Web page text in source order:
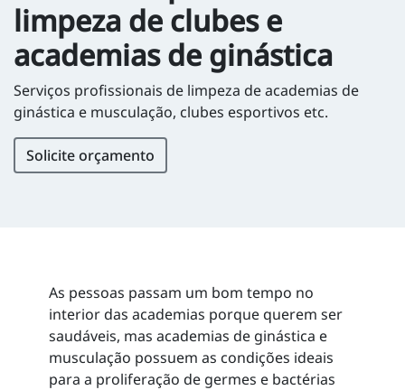
limpeza de clubes e
academias de ginástica
Serviços profissionais de limpeza de academias de
ginástica e musculação, clubes esportivos etc.
Solicite orçamento
As pessoas passam um bom tempo no
interior das academias porque querem ser
saudáveis, mas academias de ginástica e
musculação possuem as condições ideais
para a proliferação de germes e bactérias